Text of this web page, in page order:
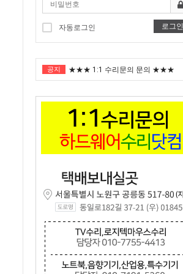
자동로그인 로그인
공지 ★★★ 1:1 수리문의 문의 ★★★
2024년 한가위 휴일 안내
택배비인상안내
"노트북부서" 1월 임시휴가 안내
★★★ 1:1 수리문의 문의 ★★★
2025년 8월 휴가안내입니다.
2024년 한가위 휴일 안내
택배비인상안내